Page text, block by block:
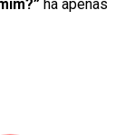
há apenas